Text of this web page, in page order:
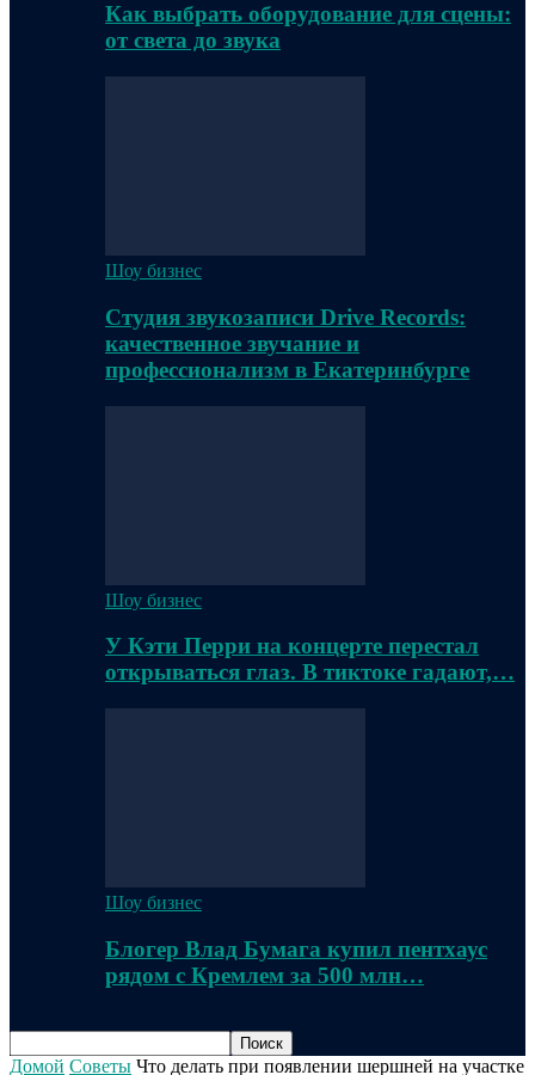
Как выбрать оборудование для сцены:
от света до звука
Шоу бизнес
Студия звукозаписи Drive Records:
качественное звучание и
профессионализм в Екатеринбурге
Шоу бизнес
У Кэти Перри на концерте перестал
открываться глаз. В тиктоке гадают,…
Шоу бизнес
Блогер Влад Бумага купил пентхаус
рядом с Кремлем за 500 млн…
Домой Советы Что делать при появлении шершней на участке